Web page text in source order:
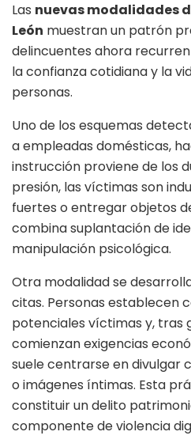
Las nuevas modalidades
León muestran un patrón
delincuentes ahora
la confianza cotidiana y la
personas.
Uno de los esquemas
a empleadas domésticas,
instrucción proviene de los
presión, las víctimas son
fuertes o entregar objetos
combina suplantación de
manipulación psicológica.
Otra modalidad se
citas. Personas establecen
potenciales víctimas y, tras
comienzan exigencias
suele centrarse en divulgar
o imágenes íntimas. Esta
constituir un delito
componente de violencia